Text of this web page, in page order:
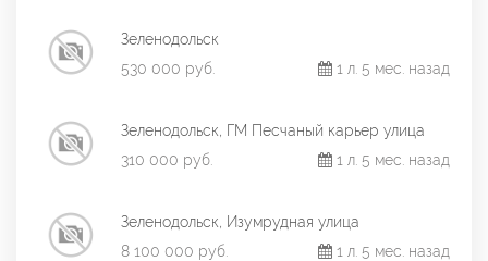
Зеленодольск
530 000 руб.
1 л. 5 мес. назад
Зеленодольск, ГМ Песчаный карьер улица
310 000 руб.
1 л. 5 мес. назад
Зеленодольск, Изумрудная улица
8 100 000 руб.
1 л. 5 мес. назад